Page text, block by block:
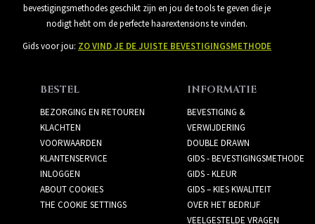
bevestigingsmethodes geschikt zijn en jou de tools te geven die je
nodigt hebt om de perfecte haarextensions te vinden.
Gids voor jou: ZO VIND JE DE JUISTE BEVESTIGINGSMETHODE
BESTEL
BEZORGING EN RETOUREN
KLACHTEN
VOORWAARDEN
KLANTENSERVICE
INLOGGEN
ABOUT COOKIES
THE COOKIE SETTINGS
INFORMATIE
BEVESTIGING &
VERWIJDERING
DOUBLE DRAWN
GIDS - BEVESTIGINGSMETHODE
GIDS - KLEUR
GIDS – KIES KWALITEIT
OVER HET BEDRIJF
VEELGESTELDE VRAGEN